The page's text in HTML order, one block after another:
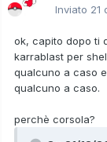
Inviato 21
ok, capito dopo ti
karrablast per
qualcuno a caso
qualcuno a caso.
perchè corsola?